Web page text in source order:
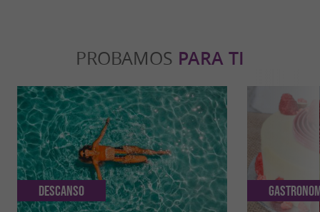
PROBAMOS PARA TI
Descanso